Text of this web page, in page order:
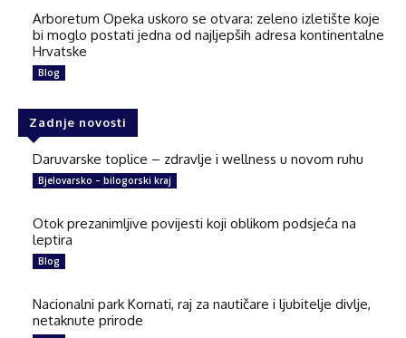
Arboretum Opeka uskoro se otvara: zeleno izletište koje
bi moglo postati jedna od najljepših adresa kontinentalne
Hrvatske
Blog
Zadnje novosti
Daruvarske toplice – zdravlje i wellness u novom ruhu
Bjelovarsko – bilogorski kraj
Otok prezanimljive povijesti koji oblikom podsjeća na
leptira
Blog
Nacionalni park Kornati, raj za nautičare i ljubitelje divlje,
netaknute prirode